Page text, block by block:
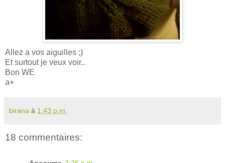
Allez a vos aiguilles ;)
Et surtout je veux voir..
Bon WE
a+
birana à 1:43 p.m.
18 commentaires: